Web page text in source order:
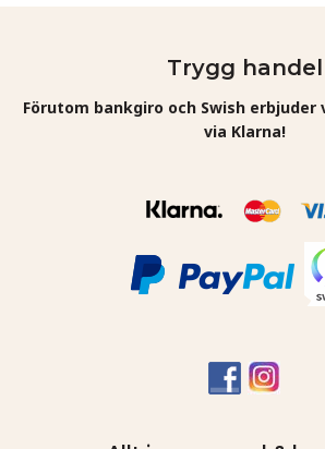
Trygg handel
Förutom bankgiro och Swish erbjuder
via Klarna!